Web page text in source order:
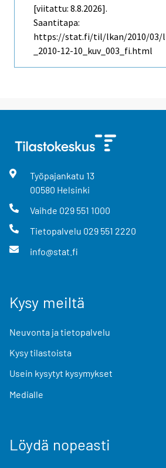
[viitattu: 8.8.2026].
Saantitapa:
https://stat.fi/til/lkan/2010/03/
_2010-12-10_kuv_003_fi.html
Työpajankatu 13
00580 Helsinki
Vaihde 029 551 1000
Tietopalvelu 029 551 2220
info@stat.fi
Kysy meiltä
Neuvonta ja tietopalvelu
Kysy tilastoista
Usein kysytyt kysymykset
Medialle
Löydä nopeasti